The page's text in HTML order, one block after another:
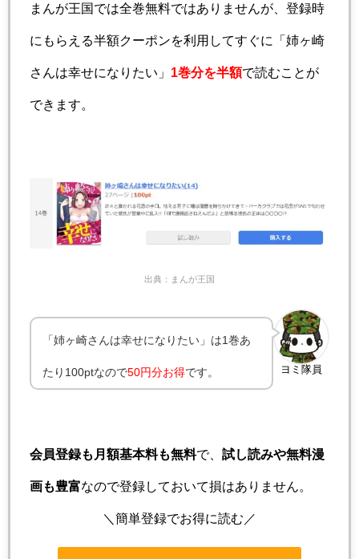
まんが王国では全巻無料ではありませんが、登録時
にもらえる半額クーポンを利用してすぐに「姉ヶ崎
さんは幸せになりたい」 1巻分を半額で読むことが
できます。
出典：まんが王国
ヨミ隊員
「姉ヶ崎さんは幸せになりたい」は1巻あ
たり100ptなので50円分お得です。
会員登録も月額基本料も無料で、 試し読みや無料漫
画も豊富なので登録しておいて損はありません。
＼簡単登録でお得に読む／